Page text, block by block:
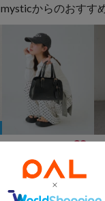
mysticからのおすす

(30%OFF )